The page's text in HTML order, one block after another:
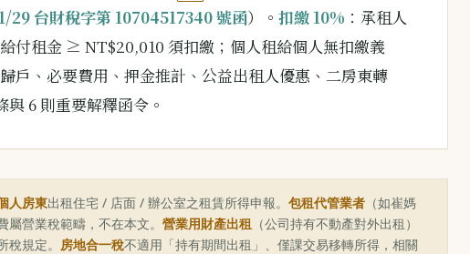
29 台財稅字第 10704517340 號函）。 扣繳 10% ：承租人
給付租金 ≥ NT$20,010 須扣繳；個人租給個人無扣繳義
戶、必要費用、押金推計、公益出租人優惠、二房東轉
與 6 則重要解釋函令。
人房東出租住宅 / 店面 / 辦公室之租賃所得申報。 包租代管業者 （如崔媽
營業稅範疇，不在本文。 營業用財產出租 （公司持有不動產對外出租）
規定。 房地合一稅不適用「持有期間出租」、僅課交易移轉所得，相關